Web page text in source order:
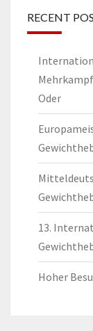
RECENT
Oder
13.
Hoher